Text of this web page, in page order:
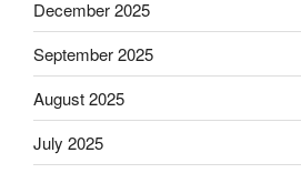
December 2025
September 2025
August 2025
July 2025